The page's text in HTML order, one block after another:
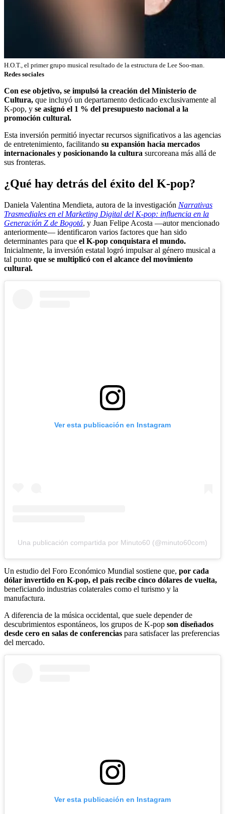
H.O.T., el primer grupo musical resultado de la estructura de Lee Soo-man.
Redes sociales
Con ese objetivo, se impulsó la creación del Ministerio de
Cultura, que incluyó un departamento dedicado exclusivamente al
K-pop, y se asignó el 1 % del presupuesto nacional a la
promoción cultural.
Esta inversión permitió inyectar recursos significativos a las agencias
de entretenimiento, facilitando su expansión hacia mercados
internacionales y posicionando la cultura surcoreana más allá de
sus fronteras.
¿Qué hay detrás del éxito del K-pop?
Daniela Valentina Mendieta, autora de la investigación Narrativas
Trasmediales en el Marketing Digital del K-pop: influencia en la
Generación Z de Bogotá, y Juan Felipe Acosta —autor mencionado
anteriormente— identificaron varios factores que han sido
determinantes para que el K-pop conquistara el mundo.
Inicialmente, la inversión estatal logró impulsar al género musical a
tal punto que se multiplicó con el alcance del movimiento
cultural.
Ver esta publicación en Instagram
Una publicación compartida por Minuto60 (@minuto60com)
Un estudio del Foro Económico Mundial sostiene que, por cada
dólar invertido en K-pop, el país recibe cinco dólares de vuelta,
beneficiando industrias colaterales como el turismo y la
manufactura.
A diferencia de la música occidental, que suele depender de
descubrimientos espontáneos, los grupos de K-pop son diseñados
desde cero en salas de conferencias para satisfacer las preferencias
del mercado.
Ver esta publicación en Instagram